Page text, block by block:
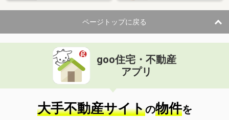
ページトップに戻る
goo住宅・不動産
アプリ
大手不動産サイトの物件を